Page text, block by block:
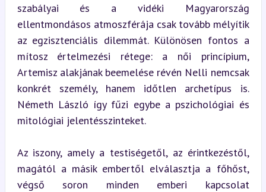
szabályai és a vidéki Magyarország
ellentmondásos atmoszférája csak tovább mélyítik
az egzisztenciális dilemmát. Különösen fontos a
mítosz értelmezési rétege: a női princípium,
Artemisz alakjának beemelése révén Nelli nemcsak
konkrét személy, hanem időtlen archetípus is.
Németh László így fűzi egybe a pszichológiai és
mitológiai jelentésszinteket.
Az iszony, amely a testiségetől, az érintkezéstől,
magától a másik embertől elválasztja a főhőst,
végső soron minden emberi kapcsolat